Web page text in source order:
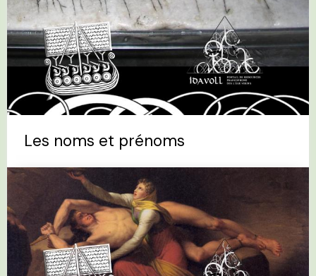
Les noms et prénoms